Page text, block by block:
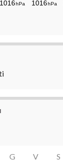
G V S